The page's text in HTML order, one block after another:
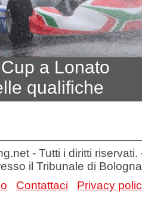
a Lonato
qualifiche
- Tutti i diritti
il Tribunale di Bologna
Contattaci Privacy